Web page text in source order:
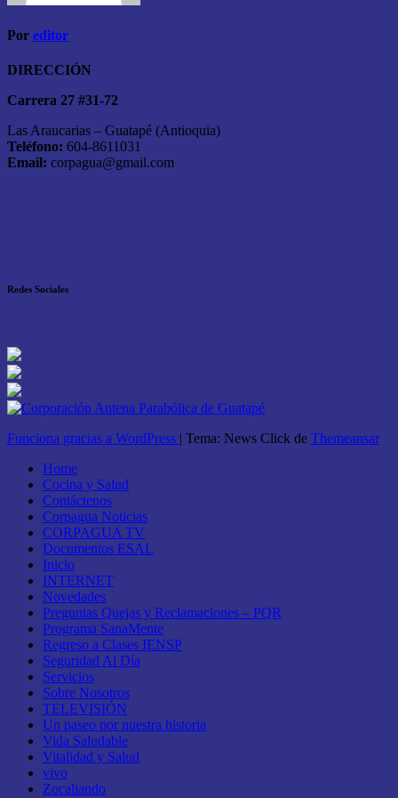
Por editor
DIRECCIÓN
Carrera 27 #31-72
Las Araucarias – Guatapé (Antioquia)
Teléfono: 604-8611031
Email: corpagua@gmail.com
Redes Sociales
Funciona gracias a WordPress | Tema: News Click de Themeansar
Home
Cocina y Salud
Contáctenos
Corpagua Noticias
CORPAGUA TV
Documentos ESAL
Inicio
INTERNET
Novedades
Preguntas Quejas y Reclamaciones – PQR
Programa SanaMente
Regreso a Clases IENSP
Seguridad Al Día
Servicios
Sobre Nosotros
TELEVISIÓN
Un paseo por nuestra historia
Vida Saludable
Vitalidad y Salud
vivo
Zocaliando